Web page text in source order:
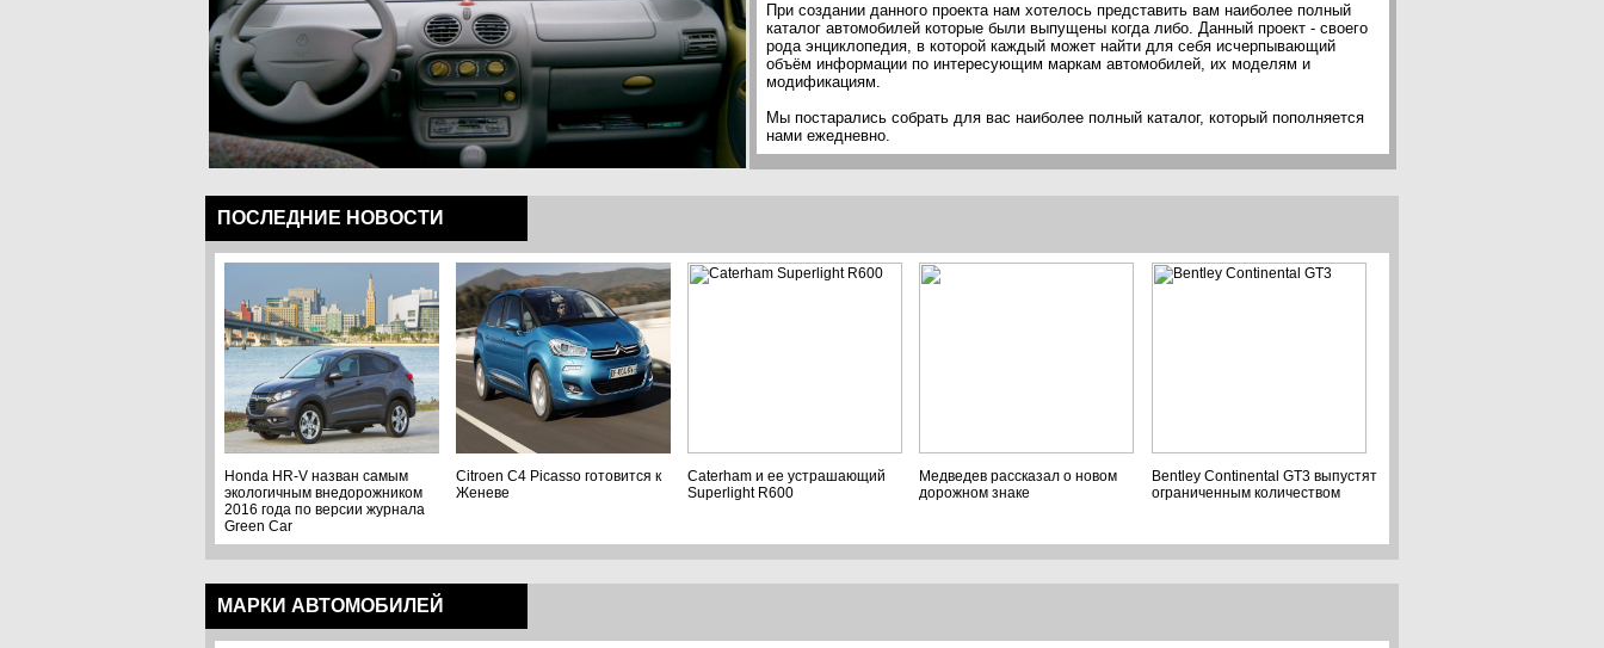
При создании данного проекта нам хотелось представить вам наиболее полный
каталог автомобилей которые были выпущены когда либо. Данный проект - своего
рода энциклопедия, в которой каждый может найти для себя исчерпывающий
объём информации по интересующим маркам автомобилей, их моделям и
модификациям.
Мы постарались собрать для вас наиболее полный каталог, который пополняется
нами ежедневно.
ПОСЛЕДНИЕ НОВОСТИ
Honda HR-V назван самым
экологичным внедорожником
2016 года по версии журнала
Green Car
Citroen C4 Picasso готовится к
Женеве
Caterham и ее устрашающий
Superlight R600
Медведев рассказал о новом
дорожном знаке
Bentley Continental GT3 выпустят
ограниченным количеством
МАРКИ АВТОМОБИЛЕЙ